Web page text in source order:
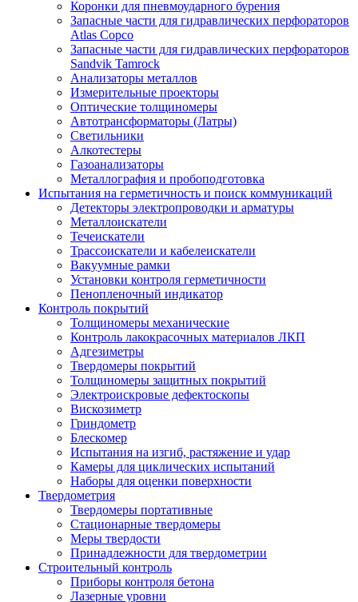
Коронки для пневмоударного бурения
Запасные части для гидравлических перфораторов
Atlas Copco
Запасные части для гидравлических перфораторов
Sandvik Tamrock
Анализаторы металлов
Измерительные проекторы
Оптические толщиномеры
Автотрансформаторы (Латры)
Светильники
Алкотестеры
Газоанализаторы
Металлография и пробоподготовка
Испытания на герметичность и поиск коммуникаций
Детекторы электропроводки и арматуры
Металлоискатели
Течеискатели
Трассоискатели и кабелеискатели
Вакуумные рамки
Установки контроля герметичности
Пенопленочный индикатор
Контроль покрытий
Толщиномеры механические
Контроль лакокрасочных материалов ЛКП
Адгезиметры
Твердомеры покрытий
Толщиномеры защитных покрытий
Электроискровые дефектоскопы
Вискозиметр
Гриндометр
Блескомер
Испытания на изгиб, растяжение и удар
Камеры для циклических испытаний
Наборы для оценки поверхности
Твердометрия
Твердомеры портативные
Стационарные твердомеры
Меры твердости
Принадлежности для твердометрии
Строительный контроль
Приборы контроля бетона
Лазерные уровни